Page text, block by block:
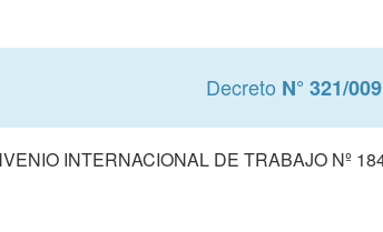
Decreto N° 321/009
INTERNACIONAL DE TRABAJO Nº